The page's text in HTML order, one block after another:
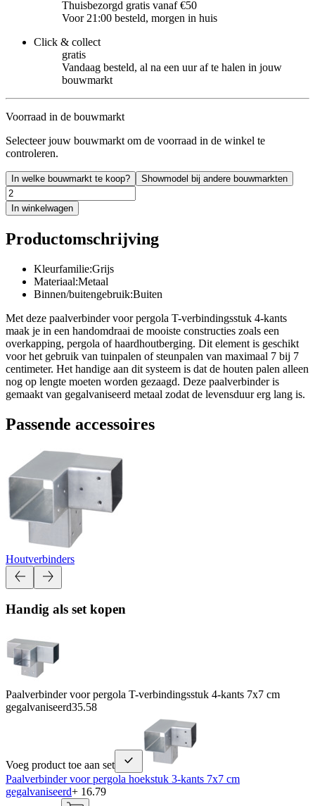
Thuisbezorgd gratis vanaf €50
Voor 21:00 besteld, morgen in huis
Click & collect
gratis
Vandaag besteld, al na een uur af te halen in jouw
bouwmarkt
Voorraad in de bouwmarkt
Selecteer jouw bouwmarkt om de voorraad in de winkel te
controleren.
In welke bouwmarkt te koop? Showmodel bij andere bouwmarkten
In winkelwagen
Productomschrijving
Kleurfamilie:Grijs
Materiaal:Metaal
Binnen/buitengebruik:Buiten
Met deze paalverbinder voor pergola T-verbindingsstuk 4-kants
maak je in een handomdraai de mooiste constructies zoals een
overkapping, pergola of haardhoutberging. Dit element is geschikt
voor het gebruik van tuinpalen of steunpalen van maximaal 7 bij 7
centimeter. Het handige aan dit systeem is dat de houten palen alleen
nog op lengte moeten worden gezaagd. Deze paalverbinder is
gemaakt van gegalvaniseerd metaal zodat de levensduur erg lang is.
Passende accessoires
Houtverbinders
Handig als set kopen
Paalverbinder voor pergola T-verbindingsstuk 4-kants 7x7 cm
gegalvaniseerd35.58
Voeg product toe aan set
Paalverbinder voor pergola hoekstuk 3-kants 7x7 cm
gegalvaniseerd+ 16.79